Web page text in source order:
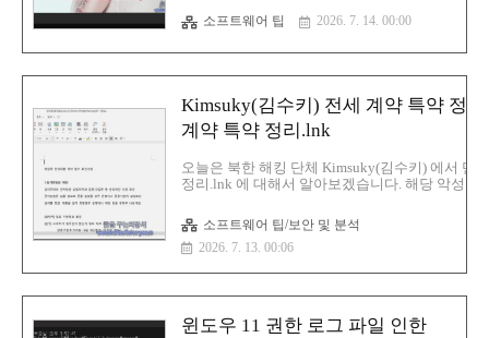
YouTube 광고 차단 기능 내장을 한 브라우저
를 출시했습니다.광고 차단 기능을 내장하여
다.해당 기능은 iOS, Mac, Windows용
DuckDuckGo 최신 버전에서 기본적으로 활
성화되어 있으며 안드로이드 사용자는 설정-
>광고 차단에서 수동으로 켤 수 있습니다.해
당 시스템은 uBlock Origin에서 제공하는 커
뮤니티 관리 필터 목록과 DuckDuckGo 자체
호환성 규칙을 함께 사용하면 광고 차단 기
능은 DuckDuckGo에 내장된 YouTube 플레
소프트웨어 팁 2026. 7. 14. 00:00
Kimsuky(김수키) 전세 계약 특약 정
계약 특약 정리.lnk
오늘은 북한 해킹 단체 Kimsuky(김수키) 에서 만
정리.lnk 에 대해서 알아보겠습니다. 해당 악성코
악성..
소프트웨어 팁/보안 및 분석
2026. 7. 13. 00:06
윈도우 11 권한 로그 파일 인한